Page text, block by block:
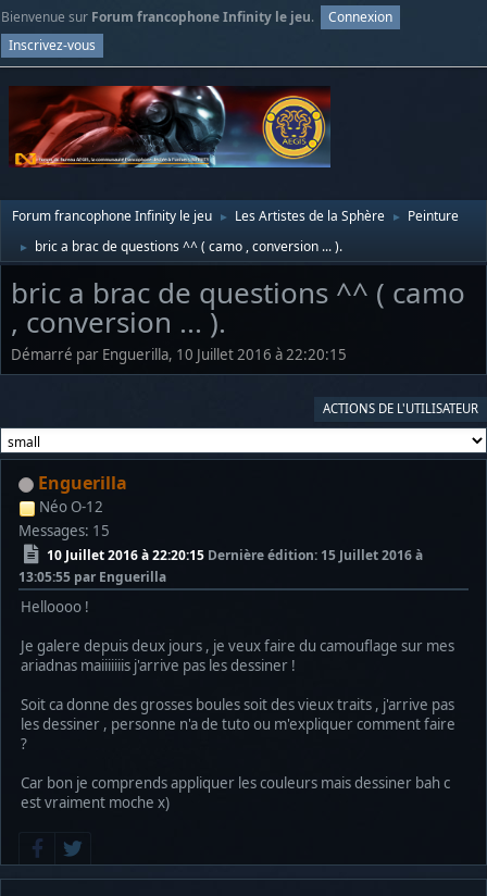
Bienvenue sur Forum francophone Infinity le jeu.
Connexion
Inscrivez-vous
Forum francophone Infinity le jeu ► Les Artistes de la Sphère ► Peinture
► bric a brac de questions ^^ ( camo , conversion ... ).
bric a brac de questions ^^ ( camo
, conversion ... ).
Démarré par Enguerilla, 10 Juillet 2016 à 22:20:15
ACTIONS DE L'UTILISATEUR
Enguerilla
Néo O-12
Messages: 15
10 Juillet 2016 à 22:20:15 Dernière édition: 15 Juillet 2016 à
13:05:55 par Enguerilla
Helloooo !
Je galere depuis deux jours , je veux faire du camouflage sur mes
ariadnas maiiiiiiis j'arrive pas les dessiner !
Soit ca donne des grosses boules soit des vieux traits , j'arrive pas
les dessiner , personne n'a de tuto ou m'expliquer comment faire
?
Car bon je comprends appliquer les couleurs mais dessiner bah c
est vraiment moche x)